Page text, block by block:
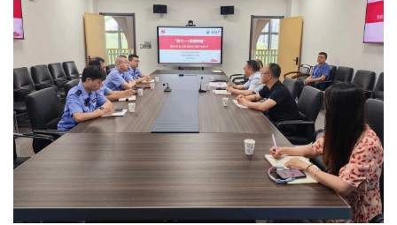
二级教授 黄大年式教师团队 教师个人主页